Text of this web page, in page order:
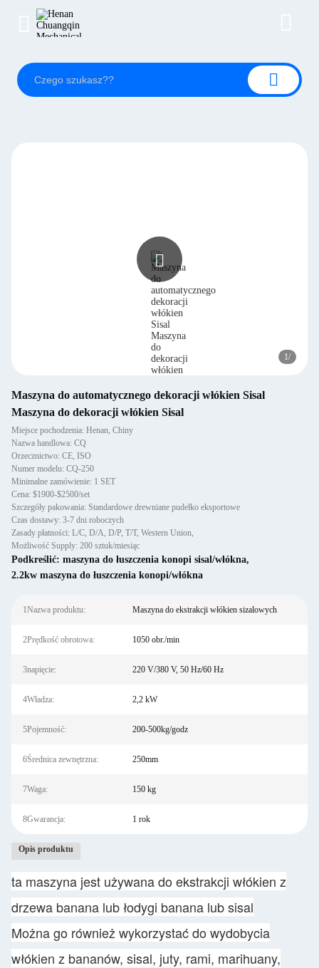
1/
Maszyna do automatycznego dekoracji włókien Sisal
Maszyna do dekoracji włókien Sisal
Miejsce pochodzenia: Henan, Chiny
Nazwa handlowa: CQ
Orzecznictwo: CE, ISO
Numer modelu: CQ-250
Minimalne zamówienie: 1 SET
Cena: $1900-$2500/set
Szczegóły pakowania: Standardowe drewniane pudełko eksportowe
Czas dostawy: 3-7 dni roboczych
Zasady płatności: L/C, D/A, D/P, T/T, Western Union,
Możliwość Supply: 200 sztuk/miesiąc
Podkreślić: maszyna do łuszczenia konopi sisal/włókna,
2.2kw maszyna do łuszczenia konopi/włókna
1Nazwa produktu: Maszyna do ekstrakcji włókien sizalowych
2Prędkość obrotowa: 1050 obr./min
3napięcie: 220 V/380 V, 50 Hz/60 Hz
4Władza: 2,2 kW
5Pojemność: 200-500kg/godz
6Średnica zewnętrzna: 250mm
7Waga: 150 kg
8Gwarancja: 1 rok
Opis produktu
ta maszyna jest używana do ekstrakcji włókien z
drzewa banana lub łodygi banana lub sisal
Można go również wykorzystać do wydobycia
włókien z bananów, sisal, juty, rami, marihuany,